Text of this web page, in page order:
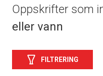
Oppskrifter som
eller vann
FILTRERING